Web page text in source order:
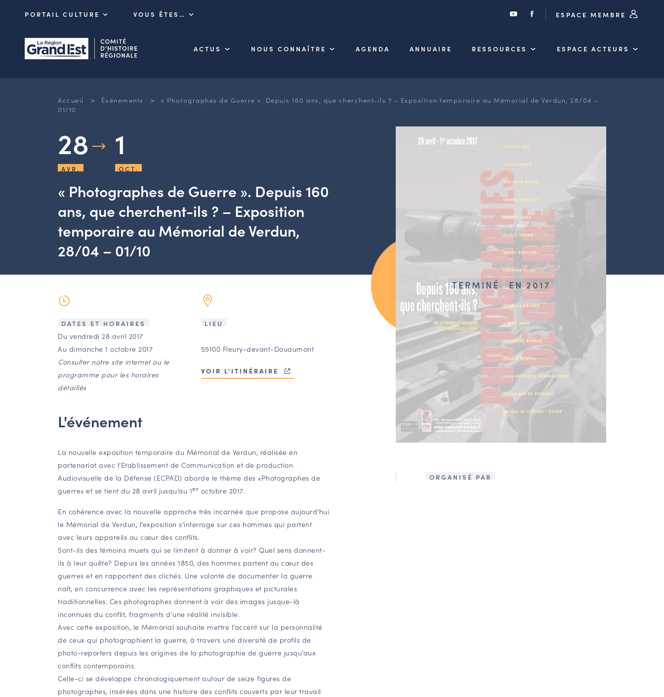
PORTAIL CULTURE VOUS ÊTES… ESPACE MEMBRE
ACTUS NOUS CONNAÎTRE AGENDA ANNUAIRE RESSOURCES ESPACE ACTEURS
Accueil > Événements >
« Photographes de Guerre ». Depuis 160 ans, que cherchent-ils ? – Exposition temporaire au Mémorial de Verdun, 28/04 –
01/10
28
AVR.
1
OCT.
« Photographes de Guerre ». Depuis 160
ans, que cherchent-ils ? – Exposition
temporaire au Mémorial de Verdun,
28/04 – 01/10
DATES ET HORAIRES
Du vendredi 28 avril 2017
Au dimanche 1 octobre 2017
Consulter notre site internet ou le
programme pour les horaires
détaillés
LIEU
55100 Fleury-devant-Douaumont
VOIR L'ITINÉRAIRE
L'événement
La nouvelle exposition temporaire du Mémorial de Verdun, réalisée en
partenariat avec l’Etablissement de Communication et de production
Audiovisuelle de la Défense (ECPAD) aborde le thème des «Photographes de
guerre» et se tient du 28 avril jusqu’au 1er octobre 2017.
En cohérence avec la nouvelle approche très incarnée que propose aujourd’hui
le Mémorial de Verdun, l’exposition s’interroge sur ces hommes qui partent
avec leurs appareils au cœur des conflits.
Sont-ils des témoins muets qui se limitent à donner à voir? Quel sens donnent-
ils à leur quête? Depuis les années 1850, des hommes partent au cœur des
guerres et en rapportent des clichés. Une volonté de documenter la guerre
naît, en concurrence avec les représentations graphiques et picturales
traditionnelles. Ces photographes donnent à voir des images jusque-là
inconnues du conflit, fragments d’une réalité invisible.
Avec cette exposition, le Mémorial souhaite mettre l’accent sur la personnalité
de ceux qui photographient la guerre, à travers une diversité de profils de
photo-reporters depuis les origines de la photographie de guerre jusqu’aux
conflits contemporains.
Celle-ci se développe chronologiquement autour de seize figures de
photographes, insérées dans une histoire des conflits couverts par leur travail
TERMINÉ EN 2017
ORGANISÉ PAR